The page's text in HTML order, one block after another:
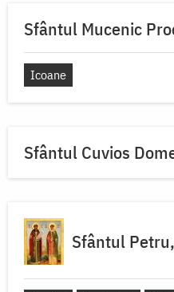
Sfântul Mucenic
Icoane
Sfântul Cuvios
Sfântul